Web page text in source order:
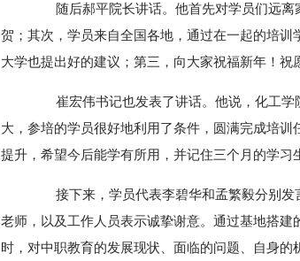
随后郝平院长讲话。他首先对学员们远离
贺；其次，学员来自全国各地，通过在一起的培
大学也提出好的建议；第三，向大家祝福新年！祝
崔宏伟书记也发表了讲话。他说，化工学
大，参培的学员很好地利用了条件，圆满完成培
提升，希望今后能学有所用，并记住三个月的学习
接下来，学员代表李碧华和孟繁毅分别发
老师，以及工作人员表示诚挚谢意。通过基地搭
时，对中职教育的发展现状、面临的问题、自身